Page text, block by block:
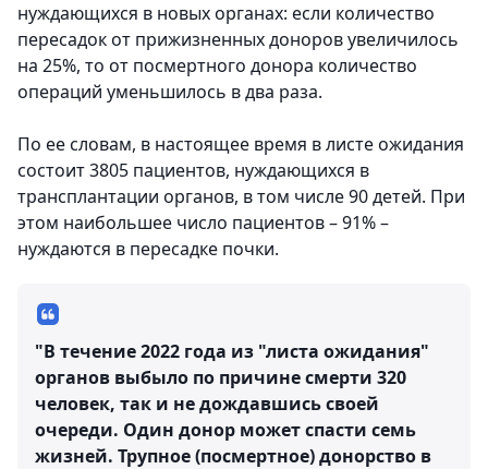
нуждающихся в новых органах: если количество
пересадок от прижизненных доноров увеличилось
на 25%, то от посмертного донора количество
операций уменьшилось в два раза.
По ее словам, в настоящее время в листе ожидания
состоит 3805 пациентов, нуждающихся в
трансплантации органов, в том числе 90 детей. При
этом наибольшее число пациентов – 91% –
нуждаются в пересадке почки.
"В течение 2022 года из "листа ожидания"
органов выбыло по причине смерти 320
человек, так и не дождавшись своей
очереди. Один донор может спасти семь
жизней. Трупное (посмертное) донорство в